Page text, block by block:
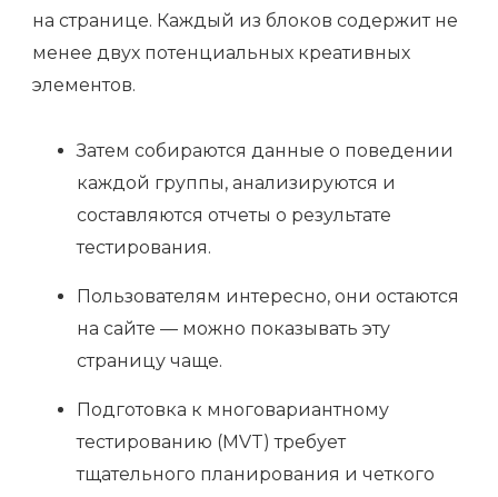
на странице. Каждый из блоков содержит не
менее двух потенциальных креативных
элементов.
Затем собираются данные о поведении
каждой группы, анализируются и
составляются отчеты о результате
тестирования.
Пользователям интересно, они остаются
на сайте — можно показывать эту
страницу чаще.
Подготовка к многовариантному
тестированию (MVT) требует
тщательного планирования и четкого